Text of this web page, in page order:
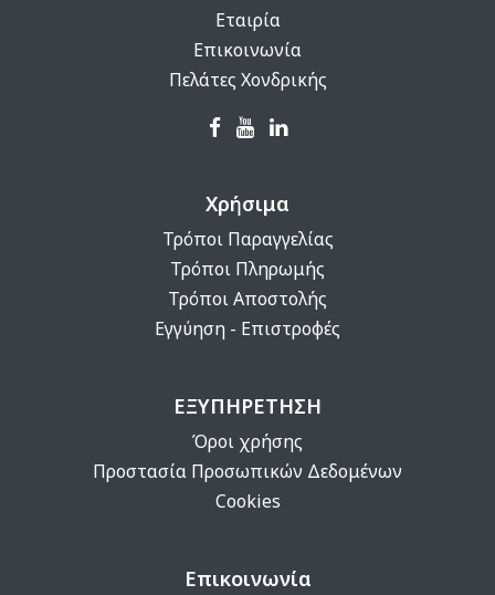
Εταιρία
Επικοινωνία
Πελάτες Χονδρικής
Χρήσιμα
Τρόποι Παραγγελίας
Τρόποι Πληρωμής
Τρόποι Αποστολής
Εγγύηση - Επιστροφές
ΕΞΥΠΗΡΕΤΗΣΗ
Όροι χρήσης
Προστασία Προσωπικών Δεδομένων
Cookies
Επικοινωνία